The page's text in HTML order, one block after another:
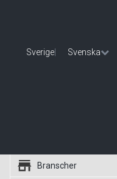
Sverige Svenska
Branscher